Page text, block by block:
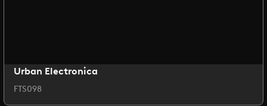
Urban Electronica
FTS098